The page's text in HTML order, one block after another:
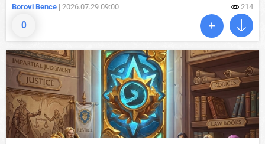
0
Borovi Bence | 2026.07.29 09:00 214